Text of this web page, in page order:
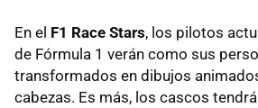
En el F1 Race Stars, los pilotos
de Fórmula 1 verán como sus
transformados en dibujos
cabezas. Es más, los cascos